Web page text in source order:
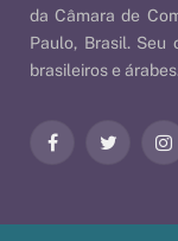
da Câmara de
Paulo, Brasil. Seu
brasileiros e
FacebookTwitter